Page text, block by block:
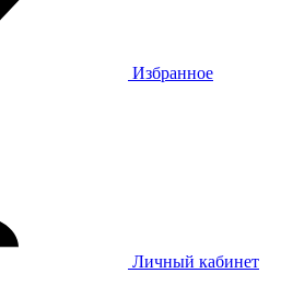
Избранное
Личный кабинет